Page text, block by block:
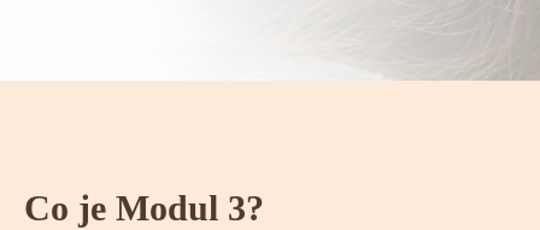
Co je Modul 3?